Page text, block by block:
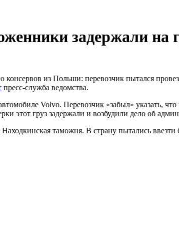
задержали на
из Польши: перевозчик пытался
пресс-служба ведомства.
Volvo. Перевозчик «забыл» указать,
этот груз задержали и возбудили дело об
таможня. В страну пытались